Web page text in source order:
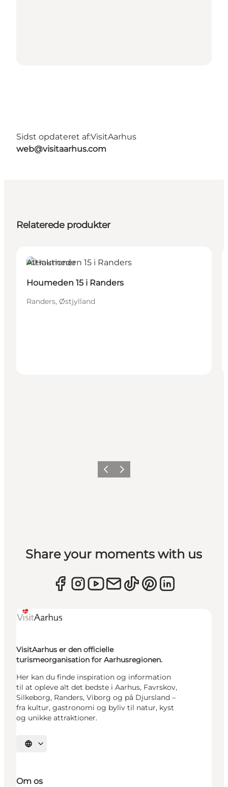
Sidst opdateret af:VisitAarhus
web@visitaarhus.com
Relaterede produkter
Attraktioner
Houmeden 15 i Randers
Randers, Østjylland
ForrigeNæste
Share your moments with us
VisitAarhus er den officielle
turismeorganisation for Aarhusregionen.
Her kan du finde inspiration og information
til at opleve alt det bedste i Aarhus, Favrskov,
Silkeborg, Randers, Viborg og på Djursland –
fra kultur, gastronomi og byliv til natur, kyst
og unikke attraktioner.
Vælg sprog
Om os